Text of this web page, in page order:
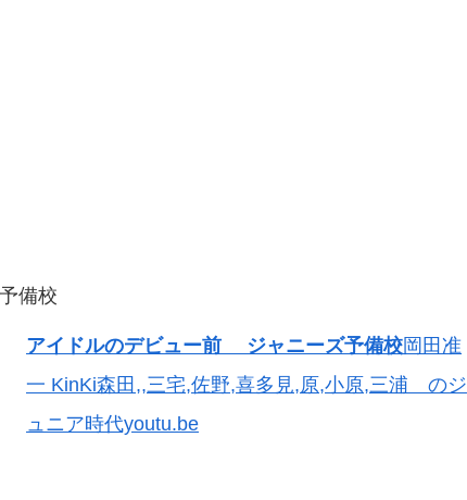
備校
アイドルのデビュー前 ジャニーズ予備校岡田准
一 KinKi森田,,三宅,佐野,喜多見,原,小原,三浦 のジ
ュニア時代youtu.be